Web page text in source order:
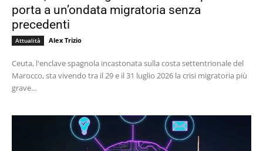
porta a un’ondata migratoria senza
precedenti
Attualità Alex Trizio
Ceuta, l'enclave spagnola incastonata sulla costa settentrionale del
Marocco, sta vivendo tra il 29 e il 31 luglio 2026 la crisi migratoria più
grave...